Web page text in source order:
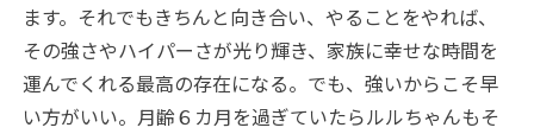
ます。それでもきちんと向き合い、やることをやれば、
その強さやハイパーさが光り輝き、家族に幸せな時間を
運んでくれる最高の存在になる。でも、強いからこそ早
い方がいい。月齢６カ月を過ぎていたらルルちゃんもそ